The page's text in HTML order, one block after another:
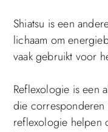
Shiatsu is een
lichaam om
vaak gebruikt voor
Reflexologie is een
die corresponderen
reflexologie helpen